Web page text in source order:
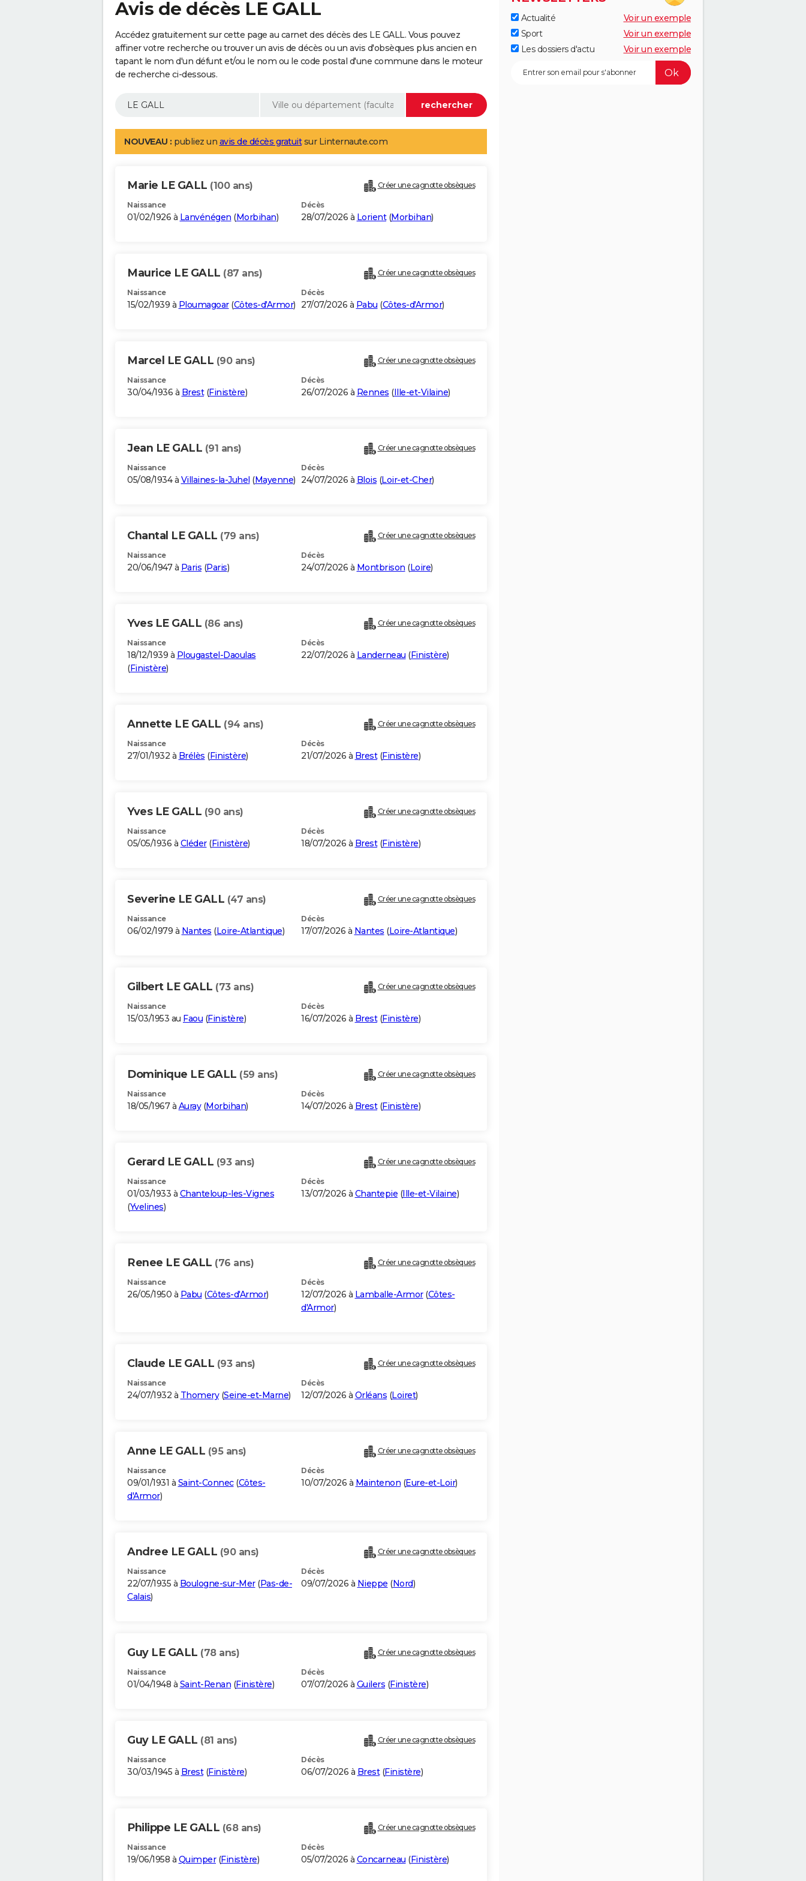
Avis de décès LE GALL
Accédez gratuitement sur cette page au carnet des décès des LE GALL. Vous pouvez
affiner votre recherche ou trouver un avis de décès ou un avis d'obsèques plus ancien en
tapant le nom d'un défunt et/ou le nom ou le code postal d'une commune dans le moteur
de recherche ci-dessous.
NOUVEAU : publiez un avis de décès gratuitsur Linternaute.com
Marie LE GALL (100 ans) Créer une cagnotte obsèques
Naissance
01/02/1926 à Lanvénégen (Morbihan)
Décès
28/07/2026 à Lorient(Morbihan)
Maurice LE GALL (87 ans) Créer une cagnotte obsèques
Naissance
15/02/1939 à Ploumagoar(Côtes-d'Armor)
Décès
27/07/2026 à Pabu (Côtes-d'Armor)
Marcel LE GALL (90 ans) Créer une cagnotte obsèques
Naissance
30/04/1936 à Brest(Finistère)
Décès
26/07/2026 à Rennes (Ille-et-Vilaine)
Jean LE GALL (91 ans) Créer une cagnotte obsèques
Naissance
05/08/1934 à Villaines-la-Juhel (Mayenne)
Décès
24/07/2026 à Blois (Loir-et-Cher)
Chantal LE GALL (79 ans) Créer une cagnotte obsèques
Naissance
20/06/1947 à Paris (Paris)
Décès
24/07/2026 à Montbrison (Loire)
Yves LE GALL (86 ans) Créer une cagnotte obsèques
Naissance
18/12/1939 à Plougastel-Daoulas
(Finistère)
Décès
22/07/2026 à Landerneau (Finistère)
Annette LE GALL (94 ans) Créer une cagnotte obsèques
Naissance
27/01/1932 à Brélès (Finistère)
Décès
21/07/2026 à Brest(Finistère)
Yves LE GALL (90 ans) Créer une cagnotte obsèques
Naissance
05/05/1936 à Cléder(Finistère)
Décès
18/07/2026 à Brest(Finistère)
Severine LE GALL (47 ans) Créer une cagnotte obsèques
Naissance
06/02/1979 à Nantes (Loire-Atlantique)
Décès
17/07/2026 à Nantes (Loire-Atlantique)
Gilbert LE GALL (73 ans) Créer une cagnotte obsèques
Naissance
15/03/1953 au Faou (Finistère)
Décès
16/07/2026 à Brest(Finistère)
Dominique LE GALL (59 ans) Créer une cagnotte obsèques
Naissance
18/05/1967 à Auray(Morbihan)
Décès
14/07/2026 à Brest(Finistère)
Gerard LE GALL (93 ans) Créer une cagnotte obsèques
Naissance
01/03/1933 à Chanteloup-les-Vignes
(Yvelines)
Décès
13/07/2026 à Chantepie (Ille-et-Vilaine)
Renee LE GALL (76 ans) Créer une cagnotte obsèques
Naissance
26/05/1950 à Pabu (Côtes-d'Armor)
Décès
12/07/2026 à Lamballe-Armor(Côtes-
d'Armor)
Claude LE GALL (93 ans) Créer une cagnotte obsèques
Naissance
24/07/1932 à Thomery(Seine-et-Marne)
Décès
12/07/2026 à Orléans (Loiret)
Anne LE GALL (95 ans) Créer une cagnotte obsèques
Naissance
09/01/1931 à Saint-Connec(Côtes-
d'Armor)
Décès
10/07/2026 à Maintenon (Eure-et-Loir)
Andree LE GALL (90 ans) Créer une cagnotte obsèques
Naissance
22/07/1935 à Boulogne-sur-Mer(Pas-de-
Calais)
Décès
09/07/2026 à Nieppe (Nord)
Guy LE GALL (78 ans) Créer une cagnotte obsèques
Naissance
01/04/1948 à Saint-Renan (Finistère)
Décès
07/07/2026 à Guilers (Finistère)
Guy LE GALL (81 ans) Créer une cagnotte obsèques
Naissance
30/03/1945 à Brest(Finistère)
Décès
06/07/2026 à Brest(Finistère)
Philippe LE GALL (68 ans) Créer une cagnotte obsèques
Naissance
19/06/1958 à Quimper(Finistère)
Décès
05/07/2026 à Concarneau (Finistère)
Actualité
Voir un exemple
Sport
Voir un exemple
Les dossiers d'actu
Voir un exemple